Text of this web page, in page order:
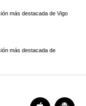
más destacada de Vigo
más destacada de